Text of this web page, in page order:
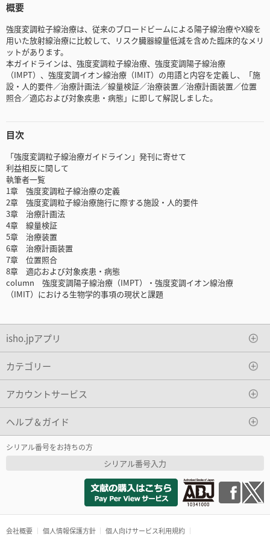
概要
強度変調粒子線治療は、従来のブロードビームによる陽子線治療やX線を
用いた放射線治療に比較して、リスク臓器線量低減を含めた臨床的なメリ
ットがあります。
本ガイドラインは、強度変調粒子線治療、強度変調陽子線治療
（IMPT）、強度変調イオン線治療（IMIT）の用語と内容を定義し、「施
設・人的要件／治療計画法／線量検証／治療装置／治療計画装置／位置
照合／適応および対象疾患・病態」に即して解説しました。
目次
「強度変調粒子線治療ガイドライン」発刊に寄せて
利益相反に関して
執筆者一覧
1章 強度変調粒子線治療の定義
2章 強度変調粒子線治療施行に際する施設・人的要件
3章 治療計画法
4章 線量検証
5章 治療装置
6章 治療計画装置
7章 位置照合
8章 適応および対象疾患・病態
column 強度変調陽子線治療（IMPT）・強度変調イオン線治療
（IMIT）における生物学的事項の現状と課題
isho.jpアプリ
カテゴリー
アカウントサービス
ヘルプ＆ガイド
シリアル番号をお持ちの方
シリアル番号入力
会社概要 個人情報保護方針 個人向けサービス利用規約